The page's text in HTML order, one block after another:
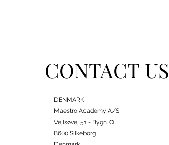
CONTACT US
DENMARK
Maestro Academy A/S
Vejlsøvej 51 - Bygn. O
8600 Silkeborg